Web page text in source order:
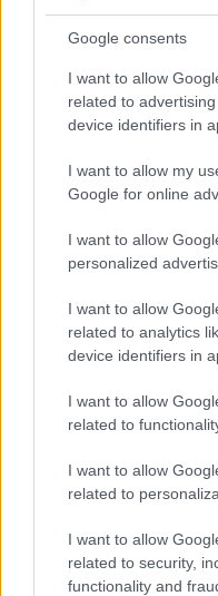
Google consents
I want to allow
related to
device identifiers in
I want to allow my
Google for online
I want to allow
personalized
I want to allow
related to analytics
device identifiers in
I want to allow
related to
I want to allow
related to
I want to allow
related to security,
functionality and
még
A